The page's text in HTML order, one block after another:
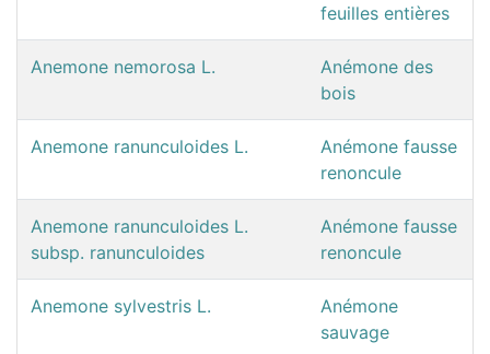
feuilles entières
Anemone nemorosa L.
Anémone des
bois
Anemone ranunculoides L.
Anémone fausse
renoncule
Anemone ranunculoides L.
subsp. ranunculoides
Anémone fausse
renoncule
Anemone sylvestris L.
Anémone
sauvage